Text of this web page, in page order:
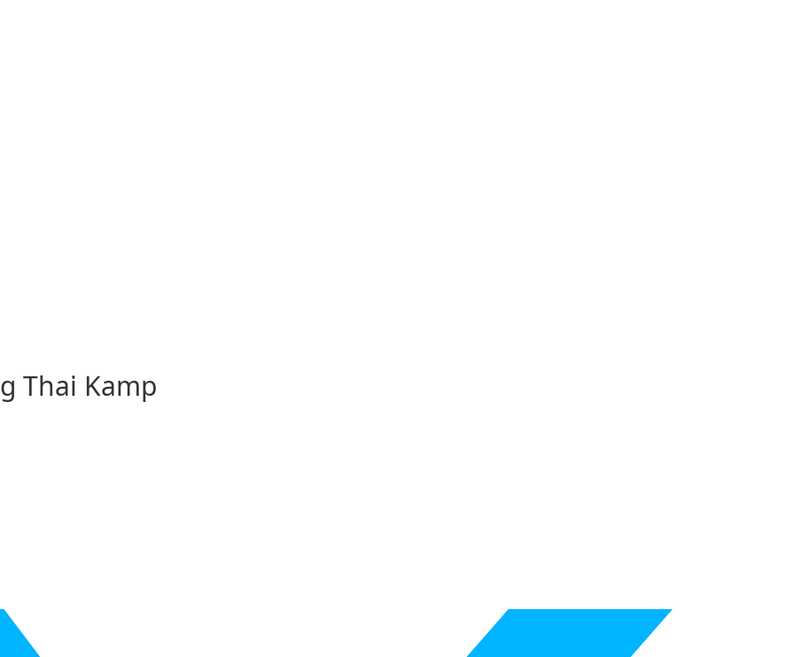
Thai Kamp